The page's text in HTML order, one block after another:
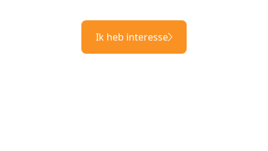
Ik heb interesse